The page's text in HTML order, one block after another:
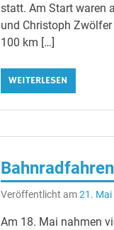
statt. Am Start waren
und Christoph
100 km […]
WEITERLESEN
Bahnradfahren
Veröffentlicht am21.
Am 18. Mai nahmen